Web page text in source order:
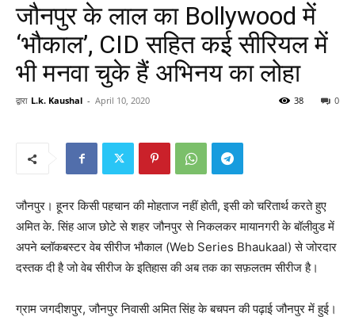
जौनपुर के लाल का Bollywood में
‘भौकाल’, CID सहित कई सीरियल में
भी मनवा चुके हैं अभिनय का लोहा
द्वारा L.k. Kaushal - April 10, 2020 0
38
जौनपुर। हूनर किसी पहचान की मोहताज नहीं होती, इसी को चरितार्थ करते हुए
अमित के. सिंह आज छोटे से शहर जौनपुर से निकलकर मायानगरी के बॉलीवुड में
अपने ब्लॉकबस्टर वेब सीरीज भौकाल (Web Series Bhaukaal) से जोरदार
दस्तक दी है जो वेब सीरीज के इतिहास की अब तक का सफ़लतम सीरीज है।
ग्राम जगदीशपुर, जौनपुर निवासी अमित सिंह के बचपन की पढ़ाई जौनपुर में हुई।